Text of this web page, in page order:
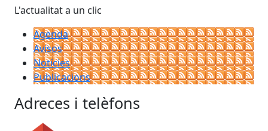
L'actualitat a un clic
Agenda
Avisos
Notícies
Publicacions
Adreces i telèfons